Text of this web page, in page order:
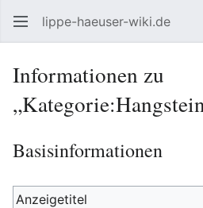
lippe-haeuser-wiki.de
Informationen zu
Basisinformationen
Anzeigetitel